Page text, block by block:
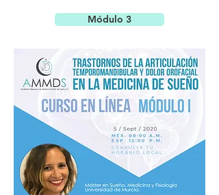
Módulo 3